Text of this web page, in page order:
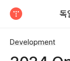
독
Development